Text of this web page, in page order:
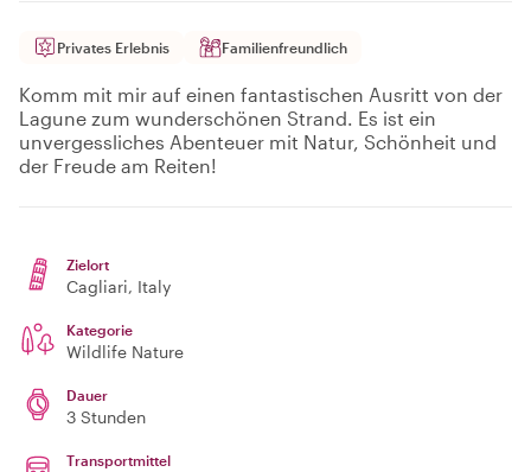
Privates Erlebnis Familienfreundlich
Komm mit mir auf einen fantastischen Ausritt von der
Lagune zum wunderschönen Strand. Es ist ein
unvergessliches Abenteuer mit Natur, Schönheit und
der Freude am Reiten!
Zielort
Cagliari, Italy
Kategorie
Wildlife Nature
Dauer
3 Stunden
Transportmittel